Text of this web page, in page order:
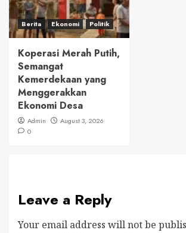
Berita Ekonomi Politik
Koperasi Merah Putih,
Semangat
Kemerdekaan yang
Menggerakkan
Ekonomi Desa
Admin
August 3, 2026
0
Leave a Reply
Your email address will not be